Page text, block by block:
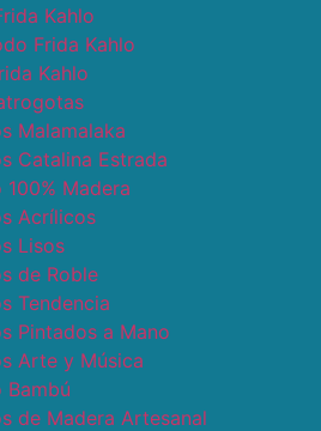
Kahlo
Frida Kahlo
Kahlo
Malamalaka
Catalina Estrada
100% Madera
Acrílicos
Lisos
de Roble
Tendencia
Pintados a Mano
Arte y Música
Bambú
de Madera Artesanal